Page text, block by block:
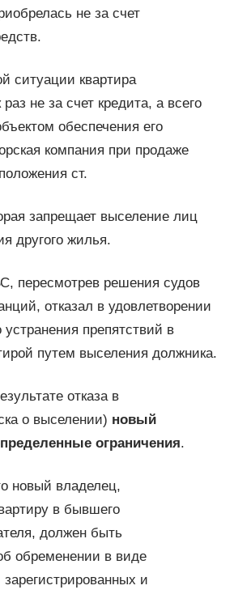
не за счет
ситуации квартира
не за счет кредита, а всего
обеспечения его
компания при продаже
ст.
запрещает выселение лиц
другого жилья.
пересмотрев решения судов
отказал в удовлетворении
устранения препятствий в
путем выселения должника.
отказа в
о выселении) новый
ограничения.
новый владелец,
в бывшего
должен быть
обременении в виде
и